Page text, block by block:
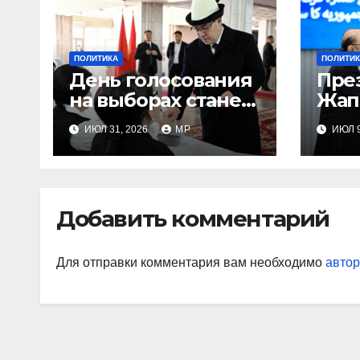
ПОЛИТИКА
День голосования
на выборах станет
выходным
ИЮЛ 31, 2026 MP ИЮЛ
Добавить комментарий
Для отправки комментария вам необходимо